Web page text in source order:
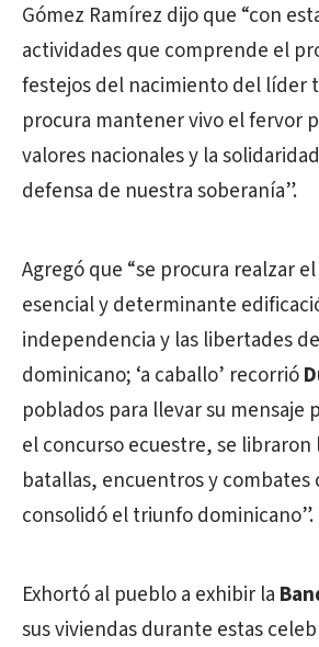
Gómez Ramírez dijo que “con
actividades que comprende el
festejos del nacimiento del líder
procura mantener vivo el fervor
valores nacionales y la
defensa de nuestra soberanía”.
Agregó que “se procura realzar
esencial y determinante
independencia y las libertades
dominicano; ‘a caballo’ recorrió
poblados para llevar su mensaje
el concurso ecuestre, se libraron
batallas, encuentros y combates
consolidó el triunfo dominicano”.
Exhortó al pueblo a exhibir la
sus viviendas durante estas